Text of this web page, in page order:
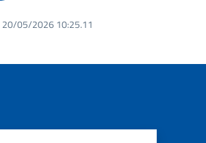
20/05/2026 10:25.11